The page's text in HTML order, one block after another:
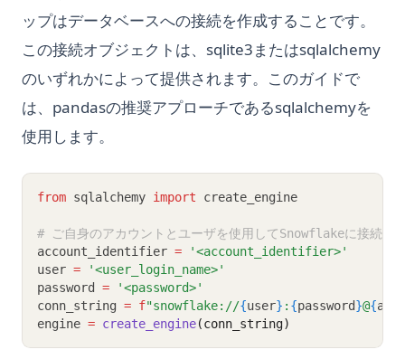
ップはデータベースへの接続を作成することです。
この接続オブジェクトは、sqlite3またはsqlalchemy
のいずれかによって提供されます。このガイドで
は、pandasの推奨アプローチであるsqlalchemyを
使用します。
from sqlalchemy import create_engine
# ご自身のアカウントとユーザを使用してSnowflakeに接続を
account_identifier =
'<account_identifier>'
user =
'<user_login_name>'
password =
'<password>'
conn_string = f"snowflake://{user} : {password}@{
engine = create_engine(conn_string)